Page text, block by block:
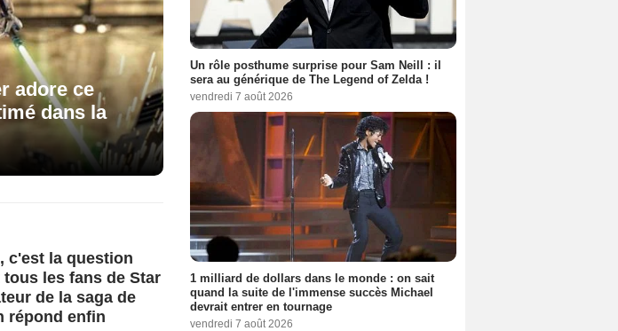
adore ce
dans la
c'est la question
les fans de Star
de la saga de
répond enfin
Un rôle posthume surprise pour Sam Neill : il
sera au générique de The Legend of Zelda !
vendredi 7 août 2026
1 milliard de dollars dans le monde : on sait
quand la suite de l'immense succès Michael
devrait entrer en tournage
vendredi 7 août 2026